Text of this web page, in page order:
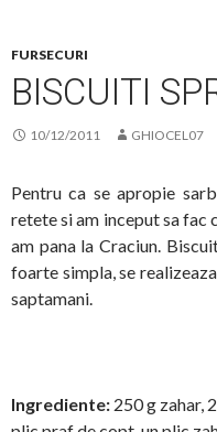
FURSECURI
BISCUITI
10/12/2011 GHIOCEL07
Pentru ca se apropie
retete si am inceput sa fac
am pana la Craciun.
foarte simpla, se
saptamani.
Ingrediente: 250 g zahar,